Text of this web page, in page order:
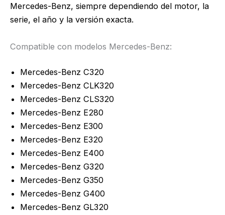
Mercedes-Benz, siempre dependiendo del motor, la
serie, el año y la versión exacta.
Compatible con modelos Mercedes-Benz:
Mercedes-Benz C320
Mercedes-Benz CLK320
Mercedes-Benz CLS320
Mercedes-Benz E280
Mercedes-Benz E300
Mercedes-Benz E320
Mercedes-Benz E400
Mercedes-Benz G320
Mercedes-Benz G350
Mercedes-Benz G400
Mercedes-Benz GL320